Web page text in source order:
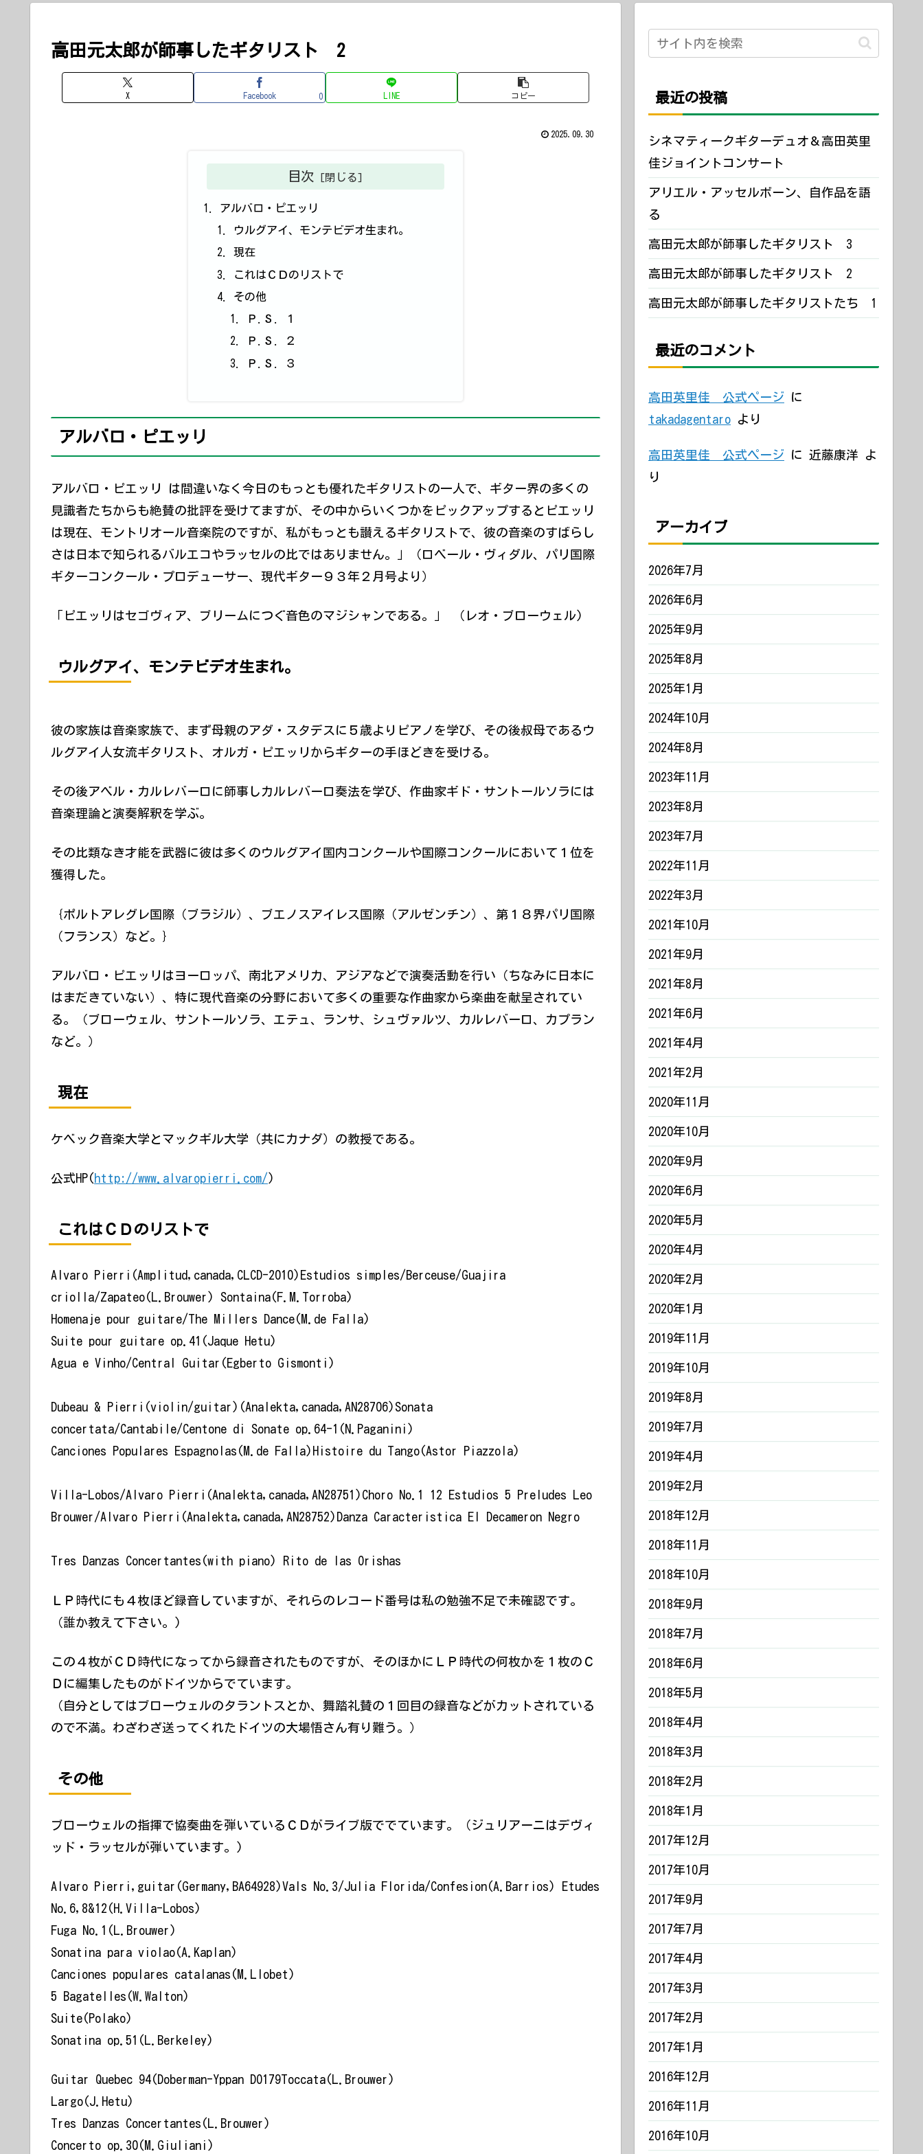
高田元太郎が師事したギタリスト 2
X Facebook 0 LINE コピー
2025.09.30
目次
アルバロ・ピエッリ
ウルグアイ、モンテビデオ生まれ。
現在
これはＣＤのリストで
その他
Ｐ.Ｓ. １
Ｐ.Ｓ. ２
Ｐ.Ｓ. ３
アルバロ・ピエッリ
アルバロ・ピエッリ は間違いなく今日のもっとも優れたギタリストの一人で、ギター界の多くの
見識者たちからも絶賛の批評を受けてますが、その中からいくつかをピックアップするとピエッリ
は現在、モントリオール音楽院のですが、私がもっとも讃えるギタリストで、彼の音楽のすばらし
さは日本で知られるバルエコやラッセルの比ではありません。」（ロベール・ヴィダル、パリ国際
ギターコンクール・プロデューサー、現代ギター９３年２月号より）
「ピエッリはセゴヴィア、ブリームにつぐ音色のマジシャンである。」 （レオ・ブローウェル)
ウルグアイ、モンテビデオ生まれ。
彼の家族は音楽家族で、まず母親のアダ・スタデスに５歳よりピアノを学び、その後叔母であるウ
ルグアイ人女流ギタリスト、オルガ・ピエッリからギターの手ほどきを受ける。
その後アベル・カルレバーロに師事しカルレバーロ奏法を学び、作曲家ギド・サントールソラには
音楽理論と演奏解釈を学ぶ。
その比類なき才能を武器に彼は多くのウルグアイ国内コンクールや国際コンクールにおいて１位を
獲得した。
｛ポルトアレグレ国際（ブラジル）、ブエノスアイレス国際（アルゼンチン）、第１８界パリ国際
（フランス）など。｝
アルバロ・ピエッリはヨーロッパ、南北アメリカ、アジアなどで演奏活動を行い（ちなみに日本に
はまだきていない）、特に現代音楽の分野において多くの重要な作曲家から楽曲を献呈されてい
る。（ブローウェル、サントールソラ、エテュ、ランサ、シュヴァルツ、カルレバーロ、カプラン
など。）
現在
ケベック音楽大学とマックギル大学（共にカナダ）の教授である。
公式HP(http://www.alvaropierri.com/)
これはＣＤのリストで
Alvaro Pierri(Amplitud,canada,CLCD-2010)Estudios simples/Berceuse/Guajira
criolla/Zapateo(L.Brouwer) Sontaina(F.M.Torroba)
Homenaje pour guitare/The Millers Dance(M.de Falla)
Suite pour guitare op.41(Jaque Hetu)
Agua e Vinho/Central Guitar(Egberto Gismonti)
Dubeau & Pierri(violin/guitar)(Analekta,canada,AN28706)Sonata
concertata/Cantabile/Centone di Sonate op.64-1(N.Paganini)
Canciones Populares Espagnolas(M.de Falla)Histoire du Tango(Astor Piazzola)
Villa-Lobos/Alvaro Pierri(Analekta,canada,AN28751)Choro No.1 12 Estudios 5 Preludes Leo
Brouwer/Alvaro Pierri(Analekta,canada,AN28752)Danza Caracteristica El Decameron Negro
Tres Danzas Concertantes(with piano) Rito de las Orishas
ＬＰ時代にも４枚ほど録音していますが、それらのレコード番号は私の勉強不足で未確認です。
（誰か教えて下さい。)
この４枚がＣＤ時代になってから録音されたものですが、そのほかにＬＰ時代の何枚かを１枚のＣ
Ｄに編集したものがドイツからでています。
（自分としてはブローウェルのタラントスとか、舞踏礼賛の１回目の録音などがカットされている
ので不満。わざわざ送ってくれたドイツの大場悟さん有り難う。）
その他
ブローウェルの指揮で協奏曲を弾いているＣＤがライブ版ででています。（ジュリアーニはデヴィ
ッド・ラッセルが弾いています。)
Alvaro Pierri,guitar(Germany,BA64928)Vals No.3/Julia Florida/Confesion(A.Barrios) Etudes
No.6,8&12(H.Villa-Lobos)
Fuga No.1(L.Brouwer)
Sonatina para violao(A.Kaplan)
Canciones populares catalanas(M.Llobet)
5 Bagatelles(W.Walton)
Suite(Polako)
Sonatina op.51(L.Berkeley)
Guitar Quebec 94(Doberman-Yppan DO179Toccata(L.Brouwer)
Largo(J.Hetu)
Tres Danzas Concertantes(L.Brouwer)
Concerto op.30(M.Giuliani)
最近の投稿
シネマティークギターデュオ＆高田英里
佳ジョイントコンサート
アリエル・アッセルボーン、自作品を語
る
高田元太郎が師事したギタリスト 3
高田元太郎が師事したギタリスト 2
高田元太郎が師事したギタリストたち 1
最近のコメント
高田英里佳 公式ページ に
takadagentaro より
高田英里佳 公式ページ に 近藤康洋 よ
り
アーカイブ
2026年7月
2026年6月
2025年9月
2025年8月
2025年1月
2024年10月
2024年8月
2023年11月
2023年8月
2023年7月
2022年11月
2022年3月
2021年10月
2021年9月
2021年8月
2021年6月
2021年4月
2021年2月
2020年11月
2020年10月
2020年9月
2020年6月
2020年5月
2020年4月
2020年2月
2020年1月
2019年11月
2019年10月
2019年8月
2019年7月
2019年4月
2019年2月
2018年12月
2018年11月
2018年10月
2018年9月
2018年7月
2018年6月
2018年5月
2018年4月
2018年3月
2018年2月
2018年1月
2017年12月
2017年10月
2017年9月
2017年7月
2017年4月
2017年3月
2017年2月
2017年1月
2016年12月
2016年11月
2016年10月